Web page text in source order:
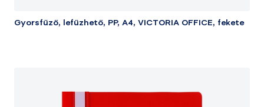
Gyorsfűző, lefűzhető, PP, A4, VICTORIA OFFICE, fekete